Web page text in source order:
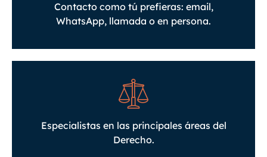
Contacto como tú prefieras: email,
WhatsApp, llamada o en persona.
Especialistas en las principales áreas del
Derecho.